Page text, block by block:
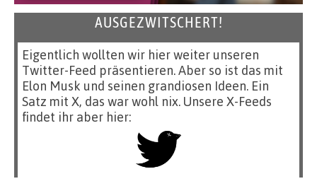
AUSGEZWITSCHERT!
Eigentlich wollten wir hier weiter unseren
Twitter-Feed präsentieren. Aber so ist das mit
Elon Musk und seinen grandiosen Ideen. Ein
Satz mit X, das war wohl nix. Unsere X-Feeds
findet ihr aber hier: